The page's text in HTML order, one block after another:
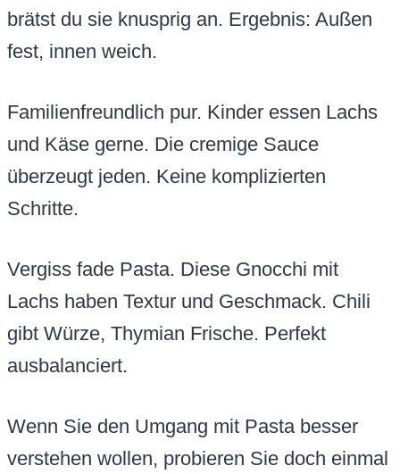
brätst du sie knusprig an. Ergebnis: Außen
fest, innen weich.
Familienfreundlich pur. Kinder essen Lachs
und Käse gerne. Die cremige Sauce
überzeugt jeden. Keine komplizierten
Schritte.
Vergiss fade Pasta. Diese Gnocchi mit
Lachs haben Textur und Geschmack. Chili
gibt Würze, Thymian Frische. Perfekt
ausbalanciert.
Wenn Sie den Umgang mit Pasta besser
verstehen wollen, probieren Sie doch einmal